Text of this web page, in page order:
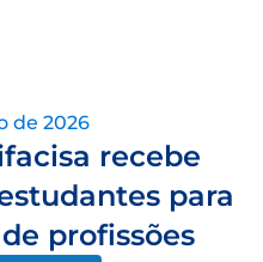
de 2026
recebe
para
profissões